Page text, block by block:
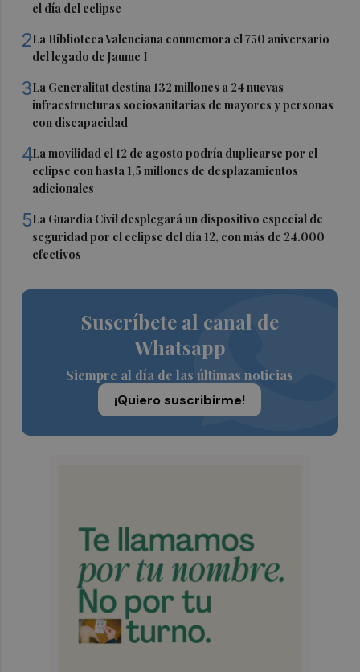
el día del eclipse
2La Biblioteca Valenciana conmemora el 750 aniversario
del legado de Jaume I
3La Generalitat destina 132 millones a 24 nuevas
infraestructuras sociosanitarias de mayores y personas
con discapacidad
4La movilidad el 12 de agosto podría duplicarse por el
eclipse con hasta 1,5 millones de desplazamientos
adicionales
5La Guardia Civil desplegará un dispositivo especial de
seguridad por el eclipse del día 12, con más de 24.000
efectivos
Suscríbete al canal de
Whatsapp
Siempre al día de las últimas noticias
¡Quiero suscribirme!